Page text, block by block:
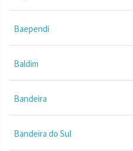
Baependi
Baldim
Bandeira
Bandeira do Sul